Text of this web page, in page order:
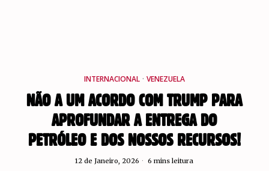
INTERNACIONAL · VENEZUELA
NÃO A UM ACORDO COM TRUMP PARA
APROFUNDAR A ENTREGA DO
PETRÓLEO E DOS NOSSOS RECURSOS!
12 de Janeiro, 2026 6 mins leitura